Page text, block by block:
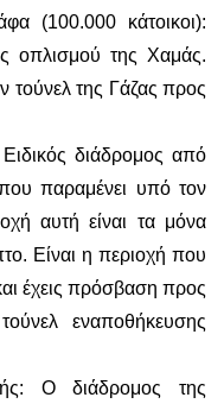
(100.000 κάτοικοι):
οπλισμού της Χαμάς.
τούνελ της Γάζας προς
διάδρομος από
παραμένει υπό τον
αυτή είναι τα μόνα
Είναι η περιοχή που
έχεις πρόσβαση προς
εναποθήκευσης
Ο διάδρομος της